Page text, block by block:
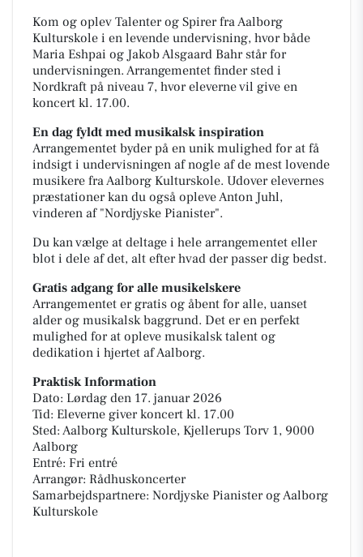
Kom og oplev Talenter og Spirer fra Aalborg
Kulturskole i en levende undervisning, hvor både
Maria Eshpai og Jakob Alsgaard Bahr står for
undervisningen. Arrangementet finder sted i
Nordkraft på niveau 7, hvor eleverne vil give en
koncert kl. 17.00.
En dag fyldt med musikalsk inspiration
Arrangementet byder på en unik mulighed for at få
indsigt i undervisningen af nogle af de mest lovende
musikere fra Aalborg Kulturskole. Udover elevernes
præstationer kan du også opleve Anton Juhl,
vinderen af "Nordjyske Pianister".
Du kan vælge at deltage i hele arrangementet eller
blot i dele af det, alt efter hvad der passer dig bedst.
Gratis adgang for alle musikelskere
Arrangementet er gratis og åbent for alle, uanset
alder og musikalsk baggrund. Det er en perfekt
mulighed for at opleve musikalsk talent og
dedikation i hjertet af Aalborg.
Praktisk Information
Dato: Lørdag den 17. januar 2026
Tid: Eleverne giver koncert kl. 17.00
Sted: Aalborg Kulturskole, Kjellerups Torv 1, 9000
Aalborg
Entré: Fri entré
Arrangør: Rådhuskoncerter
Samarbejdspartnere: Nordjyske Pianister og Aalborg
Kulturskole